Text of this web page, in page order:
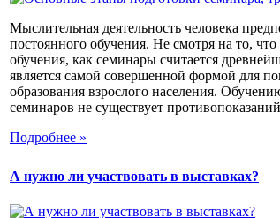
Мыслительная деятельность человека
постоянного обучения. Не смотря на то, что
обучения, как семинары считается
является самой совершенной формой для
образования взрослого населения.
семинаров не существует
Подробнее »
А нужно ли участвовать в выставках?